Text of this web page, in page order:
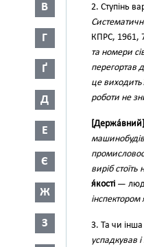
В
Г
Ґ
Д
Е
Є
Ж
З
2. Ступінь
КПРС, 1961,
та номери
перегортав
це
роботи не
виріб
я́кості —
інспектором
3. Та чи
успадкував